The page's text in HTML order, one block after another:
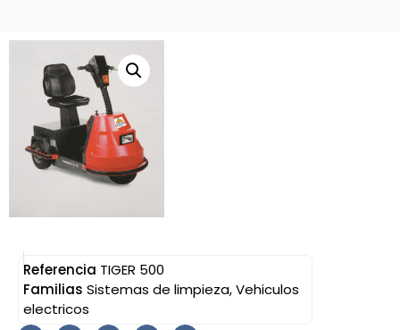
Referencia TIGER 500
Familias Sistemas de limpieza,Vehiculos
electricos